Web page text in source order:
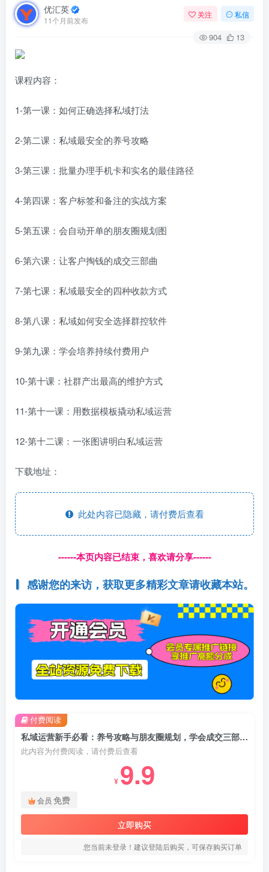
优汇英
11个月前发布
关注 私信
904 13
课程内容：
1-第一课：如何正确选择私域打法
2-第二课：私域最安全的养号攻略
3-第三课：批量办理手机卡和实名的最佳路径
4-第四课：客户标签和备注的实战方案
5-第五课：会自动开单的朋友圈规划图
6-第六课：让客户掏钱的成交三部曲
7-第七课：私域最安全的四种收款方式
8-第八课：私域如何安全选择群控软件
9-第九课：学会培养持续付费用户
10-第十课：社群产出最高的维护方式
11-第十一课：用数据模板撬动私域运营
12-第十二课：一张图讲明白私域运营
下载地址：
此处内容已隐藏，请付费后查看
------本页内容已结束，喜欢请分享------
感谢您的来访，获取更多精彩文章请收藏本站。
私域运营新手必看：养号攻略与朋友圈规划，学会成交三部曲，打造高效私域
此内容为付费阅读，请付费后查看
¥ 9.9
会员 免费
立即购买
您当前未登录！建议登陆后购买，可保存购买订单
付费阅读